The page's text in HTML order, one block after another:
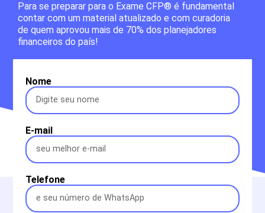
Para se preparar para o Exame CFP® é fundamental
contar com um material atualizado e com curadoria
de quem aprovou mais de 70% dos planejadores
financeiros do país!
Nome
E-mail
Telefone